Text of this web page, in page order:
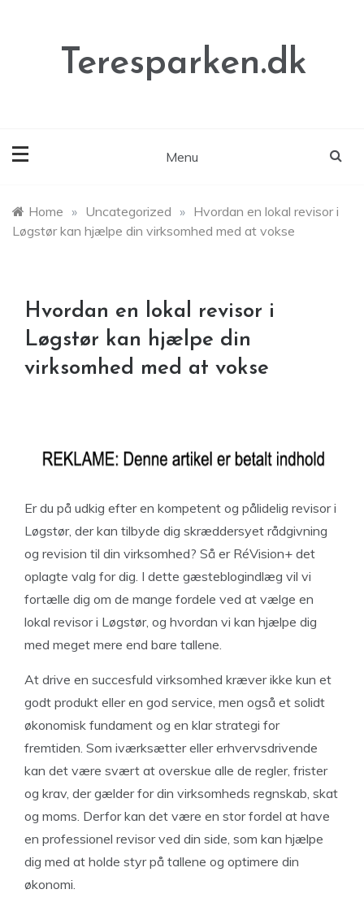
Teresparken.dk
Menu
Home » Uncategorized » Hvordan en lokal revisor i
Løgstør kan hjælpe din virksomhed med at vokse
Hvordan en lokal revisor i
Løgstør kan hjælpe din
virksomhed med at vokse
Er du på udkig efter en kompetent og pålidelig revisor i
Løgstør, der kan tilbyde dig skræddersyet rådgivning
og revision til din virksomhed? Så er RéVision+ det
oplagte valg for dig. I dette gæsteblogindlæg vil vi
fortælle dig om de mange fordele ved at vælge en
lokal revisor i Løgstør, og hvordan vi kan hjælpe dig
med meget mere end bare tallene.
At drive en succesfuld virksomhed kræver ikke kun et
godt produkt eller en god service, men også et solidt
økonomisk fundament og en klar strategi for
fremtiden. Som iværksætter eller erhvervsdrivende
kan det være svært at overskue alle de regler, frister
og krav, der gælder for din virksomheds regnskab, skat
og moms. Derfor kan det være en stor fordel at have
en professionel revisor ved din side, som kan hjælpe
dig med at holde styr på tallene og optimere din
økonomi.